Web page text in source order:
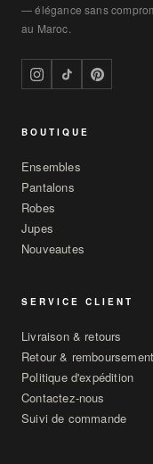
— élégance sans
au Maroc.
BOUTIQUE
Ensembles
Pantalons
Robes
Jupes
Nouveautes
SERVICE CLIENT
Livraison & retours
Retour & remboursement
Politique d'expédition
Contactez-nous
Suivi de commande